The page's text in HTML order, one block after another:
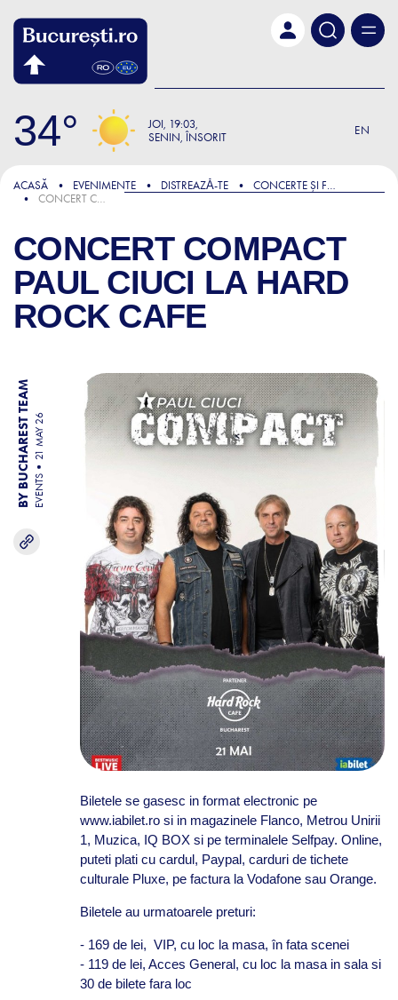
34 JOI 19:03
SENIN, ÎNSORIT
EN
ACASĂ EVENIMENTE DISTREAZǍ-TE
CONCERTE ȘI FESTIVALURI
CONCERT COMPACT PAUL CIUCI LA HARD ROCK CAFE
CONCERT COMPACT
PAUL CIUCI LA HARD
ROCK CAFE
BY BUCHAREST TEAM EVENTS
21 MAY 26
Biletele se gasesc in format electronic pe
www.iabilet.ro si in magazinele Flanco, Metrou Unirii
1, Muzica, IQ BOX si pe terminalele Selfpay. Online,
puteti plati cu cardul, Paypal, carduri de tichete
culturale Pluxe, pe factura la Vodafone sau Orange.
Biletele au urmatoarele preturi:
- 169 de lei, VIP, cu loc la masa, în fata scenei
- 119 de lei, Acces General, cu loc la masa in sala si
30 de bilete fara loc